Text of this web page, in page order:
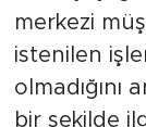
merkezi
istenilen
olmadığını
bir şekilde